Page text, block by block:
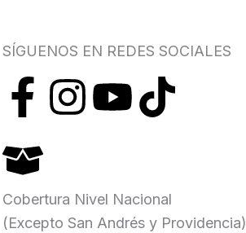
SÍGUENOS EN REDES SOCIALES
F
a
c
e
I
t
Y
t
T
t
Cobertura Nivel Nacional
(Excepto San Andrés y Providencia)